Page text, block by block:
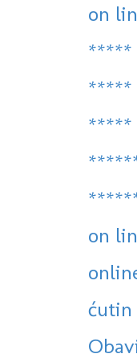
on
*****
*****
*****
on
ćutin